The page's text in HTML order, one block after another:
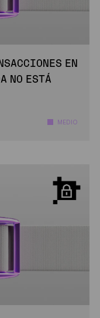
EN
NO ESTÁ
MEDIO